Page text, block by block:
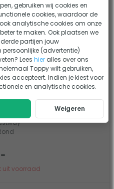
resultaten
Hydrium metalen zwembad
x 132 cm
0 beoordelingen
uit voorraad
gebruiken wij cookies en
cookies, waardoor de
analytische cookies om onze
te maken. Ook plaatsen we
partijen jouw
(advertentie)
Leeshier alles over ons
Toppy wilt gebruiken,
accepteert. Indien je kiest voor
en analytische cookies.
Weigeren